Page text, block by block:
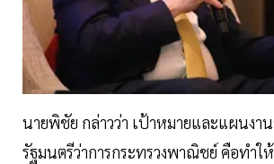
นายพิชัย กล่าวว่า เป้าหมายและแผนงา
รัฐมนตรีว่าการกระทรวงพาณิชย์ คือทำใ